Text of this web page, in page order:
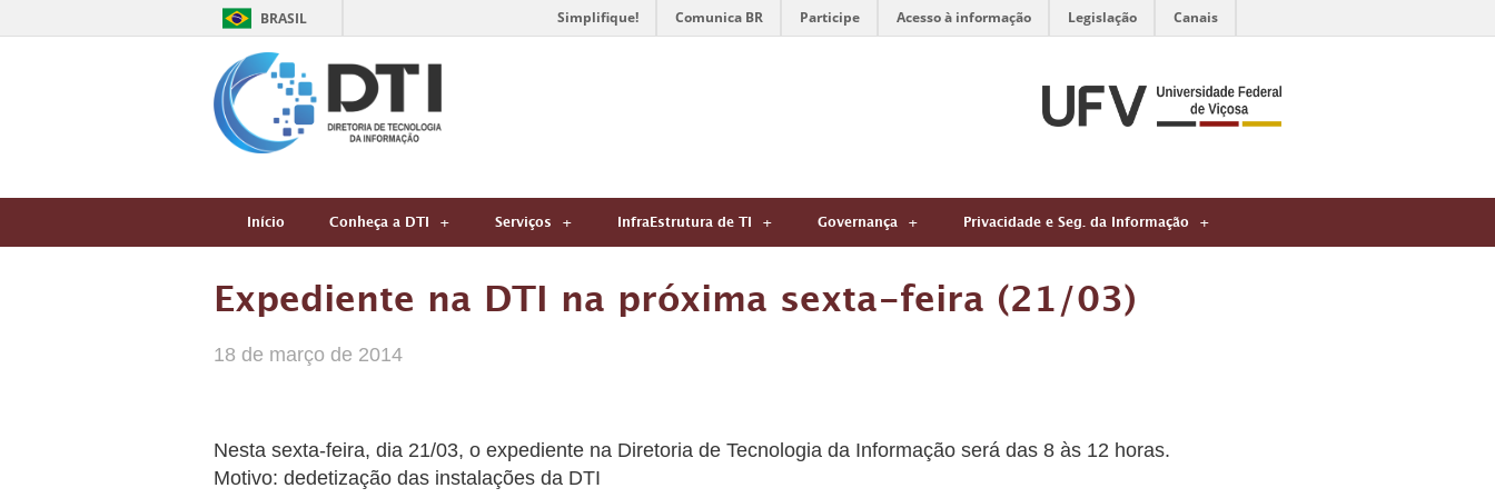
BRASIL Simplifique! Comunica BR Participe Acesso à informação Legislação Canais
Início Conheça a DTI Serviços InfraEstrutura de TI Governança Privacidade e Seg. da Informação
Expediente na DTI na próxima sexta-feira (21/03)
18 de março de 2014
Nesta sexta-feira, dia 21/03, o expediente na Diretoria de Tecnologia da Informação será das 8 às 12 horas.
Motivo: dedetização das instalações da DTI